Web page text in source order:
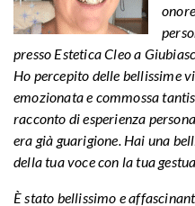
presso Estetica Cleo a
Ho percepito delle bellissime
emozionata e commossa
racconto di esperienza
era già guarigione. Hai una
della tua voce con la tua
È stato bellissimo e